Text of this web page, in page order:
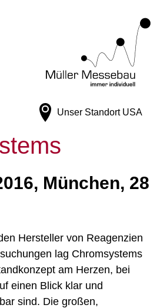
Unser Standort USA
München, 28
Hersteller von Reagenzien
lag Chromsystems
am Herzen, bei
einen Blick klar und
sind. Die großen,